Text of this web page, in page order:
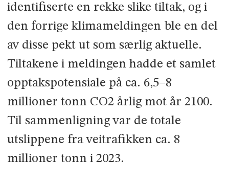
identifiserte en rekke slike tiltak, og i
den forrige klimameldingen ble en del
av disse pekt ut som særlig aktuelle.
Tiltakene i meldingen hadde et samlet
opptakspotensiale på ca. 6,5–8
millioner tonn CO2 årlig mot år 2100.
Til sammenligning var de totale
utslippene fra veitrafikken ca. 8
millioner tonn i 2023.